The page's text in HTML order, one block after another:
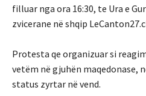
filluar nga ora 16:30, te Ura e
zvicerane në shqip
Protesta qe organizuar si
vetëm në gjuhën maqedonase,
status zyrtar në vend.